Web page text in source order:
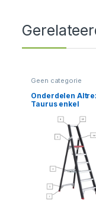
Geen categorie
Onderdelen
Taurus enkel